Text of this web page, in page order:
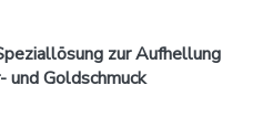
zur Aufhellung
und Goldschmuck